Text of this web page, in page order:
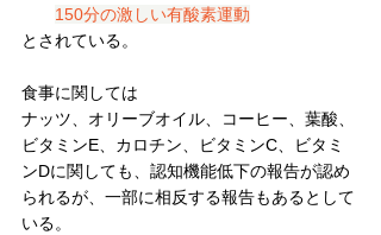
150分の激しい有酸素運動
とされている。
食事に関しては
ナッツ、オリーブオイル、コーヒー、葉酸、
ビタミンE、カロチン、ビタミンC、ビタミ
ンDに関しても、認知機能低下の報告が認め
られるが、一部に相反する報告もあるとして
いる。